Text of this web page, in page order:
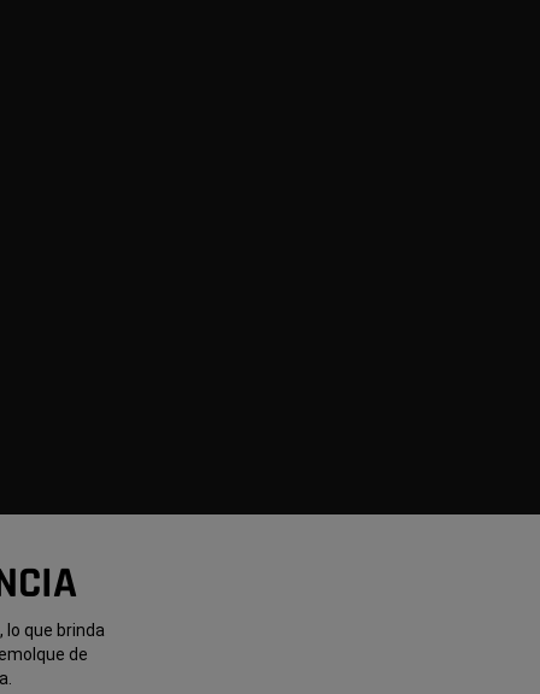
que brinda
de